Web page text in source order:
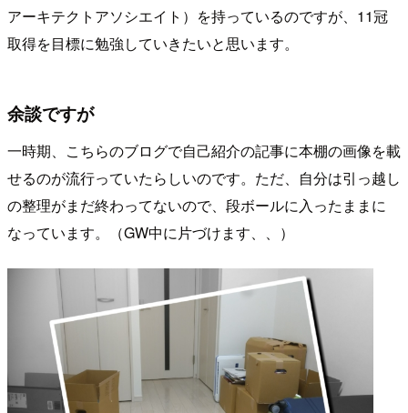
アーキテクトアソシエイト）を持っているのですが、11冠
取得を目標に勉強していきたいと思います。
余談ですが
一時期、こちらのブログで自己紹介の記事に本棚の画像を載
せるのが流行っていたらしいのです。ただ、自分は引っ越し
の整理がまだ終わってないので、段ボールに入ったままに
なっています。（GW中に片づけます、、）